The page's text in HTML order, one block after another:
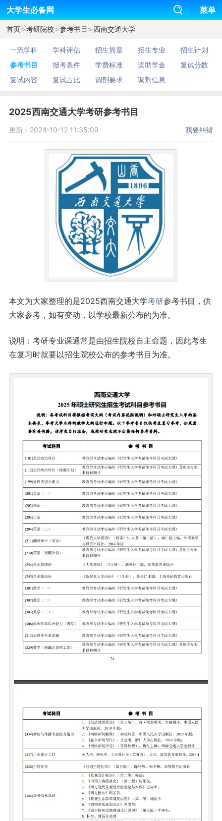
大学生必备网 菜单
首页>考研院校>参考书目 >西南交通大学
一流学科 学科评估 招生简章 招生专业
招生计划
参考书目
报考条件 学费标准 奖助学金
复试分数
复试内容
复试占比 调剂要求 调剂信息
2025西南交通大学考研参考书目
更新：2024-10-12 11:35:09 我要纠错
本文为大家整理的是2025西南交通大学考研参考书目，供
大家参考，如有变动，以学校最新公布的为准。
说明：考研专业课通常是由招生院校自主命题，因此考生
在复习时就要以招生院校公布的参考书目为准。